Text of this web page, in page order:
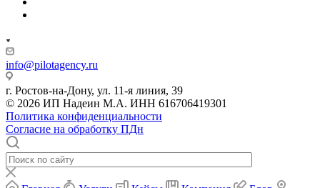
info@pilotagency.ru
г. Ростов-на-Дону, ул. 11-я линия, 39
© 2026 ИП Надеин М.А. ИНН 616706419301
Политика конфиденциальности
Согласие на обработку ПДн